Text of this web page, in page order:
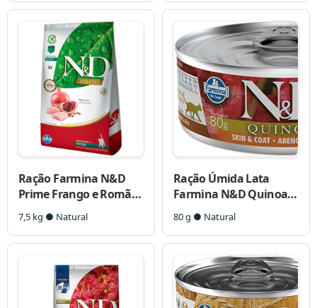
Ração Farmina N&D
Prime Frango e Romã
Gatos Filhotes
7,5 kg ● Natural
Ração Úmida Lata
Farmina N&D Quinoa
Skin & Coat Arenque &
Coco para Gatos
Adultos
80 g ● Natural